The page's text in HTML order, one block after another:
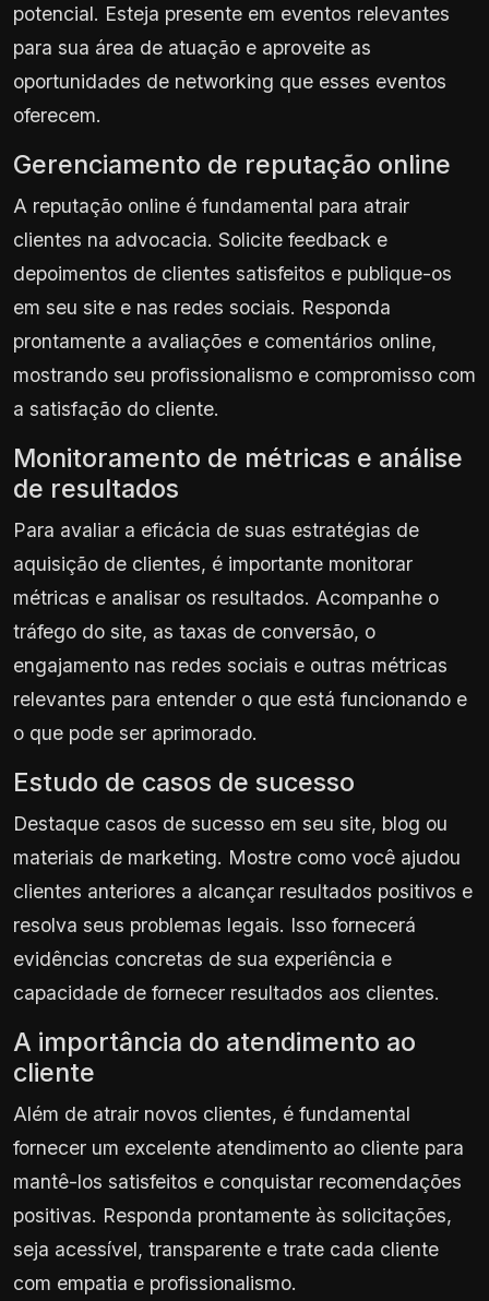
potencial. Esteja presente em eventos relevantes
para sua área de atuação e aproveite as
oportunidades de networking que esses eventos
oferecem.
Gerenciamento de reputação online
A reputação online é fundamental para atrair
clientes na advocacia. Solicite feedback e
depoimentos de clientes satisfeitos e publique-os
em seu site e nas redes sociais. Responda
prontamente a avaliações e comentários online,
mostrando seu profissionalismo e compromisso com
a satisfação do cliente.
Monitoramento de métricas e análise
de resultados
Para avaliar a eficácia de suas estratégias de
aquisição de clientes, é importante monitorar
métricas e analisar os resultados. Acompanhe o
tráfego do site, as taxas de conversão, o
engajamento nas redes sociais e outras métricas
relevantes para entender o que está funcionando e
o que pode ser aprimorado.
Estudo de casos de sucesso
Destaque casos de sucesso em seu site, blog ou
materiais de marketing. Mostre como você ajudou
clientes anteriores a alcançar resultados positivos e
resolva seus problemas legais. Isso fornecerá
evidências concretas de sua experiência e
capacidade de fornecer resultados aos clientes.
A importância do atendimento ao
cliente
Além de atrair novos clientes, é fundamental
fornecer um excelente atendimento ao cliente para
mantê-los satisfeitos e conquistar recomendações
positivas. Responda prontamente às solicitações,
seja acessível, transparente e trate cada cliente
com empatia e profissionalismo.